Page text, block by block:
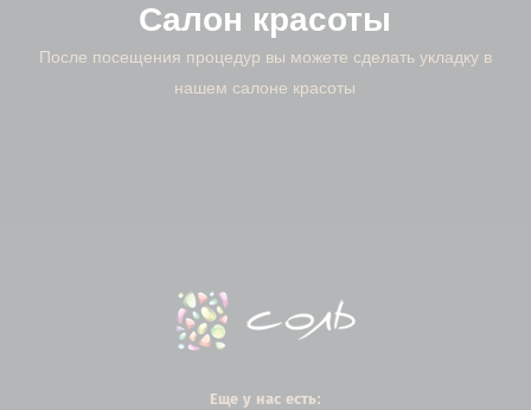
Салон красоты
После посещения процедур вы можете сделать укладку в
нашем салоне красоты
Еще у нас есть: